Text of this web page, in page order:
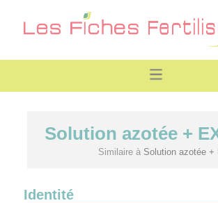
Solution azotée +
Similaire à Solution azotée +
Identité